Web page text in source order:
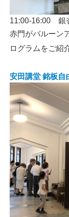
11:00-16:00 銀
赤門がバルーン
ログラムをご紹
安田講堂 銘板自